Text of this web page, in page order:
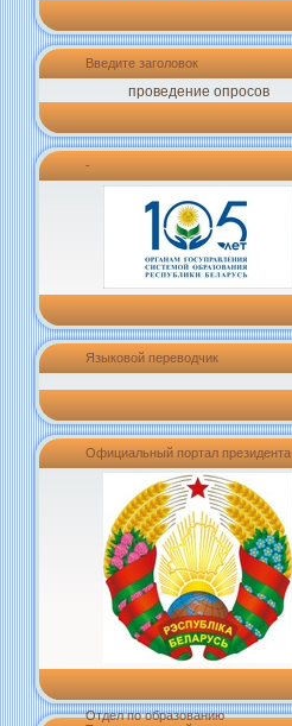
Введите заголовок
проведение опросов
-
Языковой переводчик
Официальный портал президента
Отдел по образованию